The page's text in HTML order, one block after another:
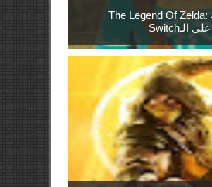
تعرف علي حجم لعبة The Legend Of Zelda: